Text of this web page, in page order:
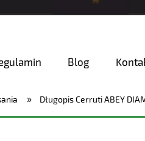
Blog
» Długopis Cerruti ABEY